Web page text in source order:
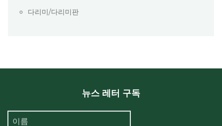
다리미/다리미판
뉴스 레터 구독